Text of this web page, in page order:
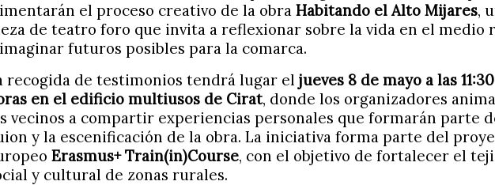
el proceso creativo de la obra Habitando el Alto Mijares,
de teatro foro que invita a reflexionar sobre la vida en el medio
futuros posibles para la comarca.
recogida de testimonios tendrá lugar el jueves 8 de mayo a las 11:30
en el edificio multiusos de Cirat, donde los organizadores
vecinos a compartir experiencias personales que formarán parte
y la escenificación de la obra. La iniciativa forma parte del
Erasmus+ Train(in)Course, con el objetivo de fortalecer el
y cultural de zonas rurales.